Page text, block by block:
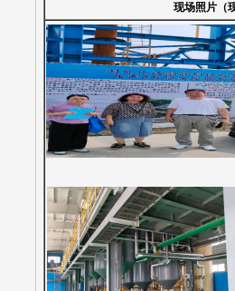
现场照片（